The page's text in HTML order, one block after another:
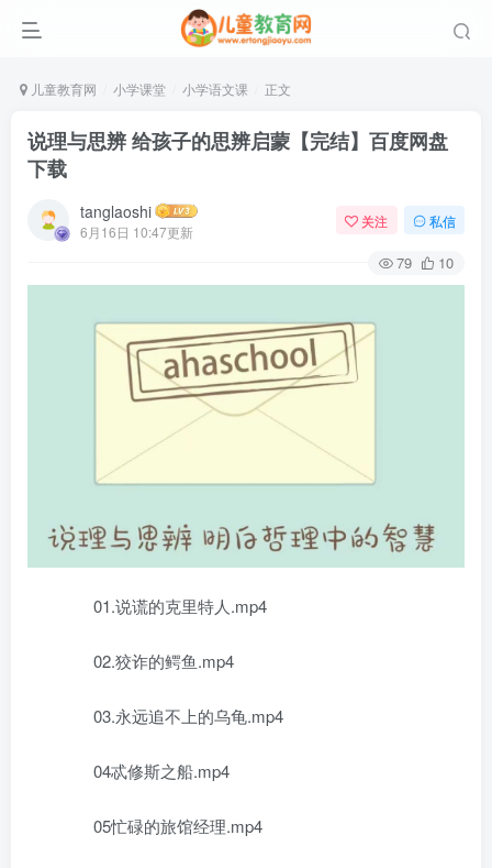
儿童教育网 小学课堂 小学语文课 正文
说理与思辨 给孩子的思辨启蒙【完结】百度网盘
下载
tanglaoshi
6月16日 10:47更新
关注 私信
79 10
01.说谎的克里特人.mp4
02.狡诈的鳄鱼.mp4
03.永远追不上的乌龟.mp4
04忒修斯之船.mp4
05忙碌的旅馆经理.mp4